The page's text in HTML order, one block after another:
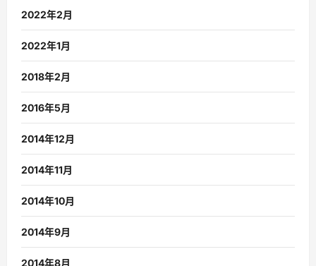
2022年2月
2022年1月
2018年2月
2016年5月
2014年12月
2014年11月
2014年10月
2014年9月
2014年8月